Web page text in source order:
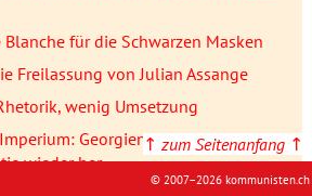
Blanche für die Schwarzen Masken
Freilassung von Julian Assange
wenig Umsetzung
Georgien und Russland
wieder her
↑ zum Seitenanfang ↑
© 2007–2026 kommunisten.ch